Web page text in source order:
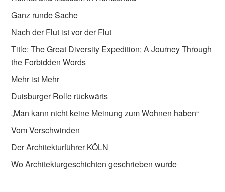
Ganz runde Sache
Nach der Flut ist vor der Flut
Title: The Great Diversity Expedition: A Journey Through
the Forbidden Words
Mehr ist Mehr
Duisburger Rolle rückwärts
„Man kann nicht keine Meinung zum Wohnen haben“
Vom Verschwinden
Der Architekturführer KÖLN
Wo Architekturgeschichten geschrieben wurde